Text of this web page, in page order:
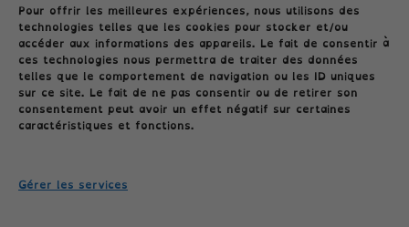
Pour offrir les meilleures expériences, nous utilisons des
technologies telles que les cookies pour stocker et/ou
accéder aux informations des appareils. Le fait de consentir à
ces technologies nous permettra de traiter des données
telles que le comportement de navigation ou les ID uniques
sur ce site. Le fait de ne pas consentir ou de retirer son
consentement peut avoir un effet négatif sur certaines
caractéristiques et fonctions.
Gérer les services
Conditions générales
Politique de cookies (UE)